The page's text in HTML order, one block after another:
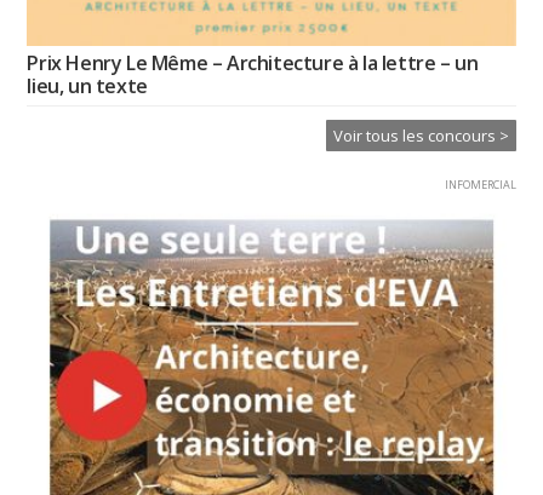
Prix Henry Le Même – Architecture à la lettre – un
lieu, un texte
Voir tous les concours >
INFOMERCIAL